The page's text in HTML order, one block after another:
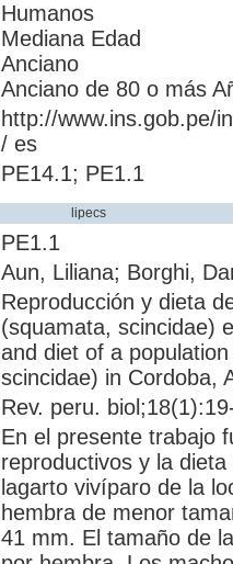
Humanos
Mediana Edad
Anciano
Anciano de 80 o más
http://www.ins.gob.pe/
/ es
PE14.1; PE1.1
lipecs
PE1.1
Aun, Liliana; Borghi,
Reproducción y dieta
(squamata, scincidae)
and diet of a
scincidae) in Cordoba,
Rev. peru.
En el presente trabajo
reproductivos y la
lagarto vivíparo de la
hembra de menor
41 mm. El tamaño de